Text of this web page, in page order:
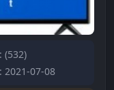
(532)
2021-07-08